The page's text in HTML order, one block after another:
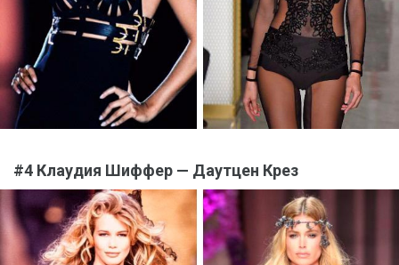
#4 Клаудия Шиффер — Даутцен Крез